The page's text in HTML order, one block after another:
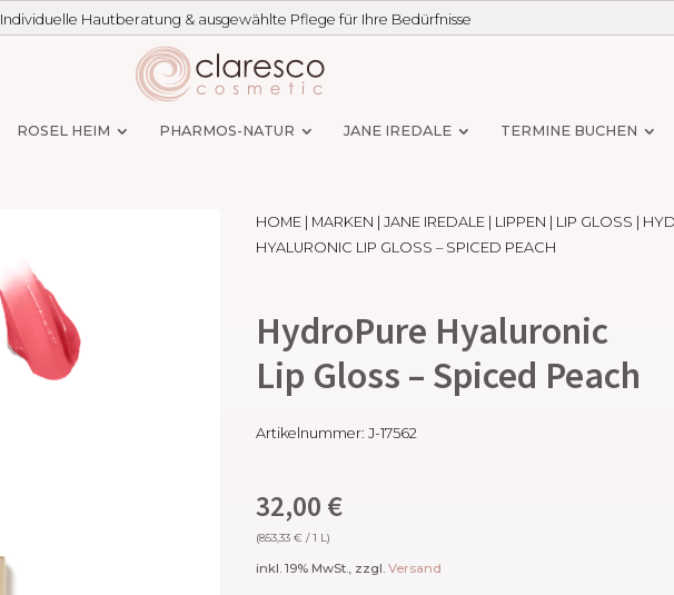
Individuelle Hautberatung & ausgewählte Pflege für Ihre Bedürfnisse
ROSEL HEIM PHARMOS-NATUR JANE IREDALE TERMINE BUCHEN
HOME MARKEN |JANE IREDALE LIPPEN LIP GLOSS |
HYALURONIC LIP GLOSS – SPICED PEACH
HydroPure Hyaluronic
Lip Gloss – Spiced Peach
Artikelnummer:J-17562
32,00 €
(853,33€ / 1 L)
inkl. 19% MwSt., zzgl.Versand